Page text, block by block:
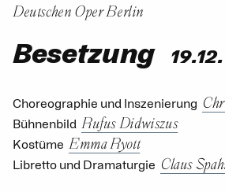
Deutschen Oper Berlin
Besetzung 19.12.
Choreographie und Inszenierung
Bühnenbild Rufus Didwiszus
Kostüme Emma Ryott
Libretto und Dramaturgie Claus